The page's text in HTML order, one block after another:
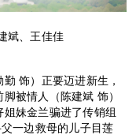
斌、王佳佳
饰）正要迈进新生，
被情人（陈建斌 饰）
妹金兰骗进了传销组
一边救母的儿子目莲